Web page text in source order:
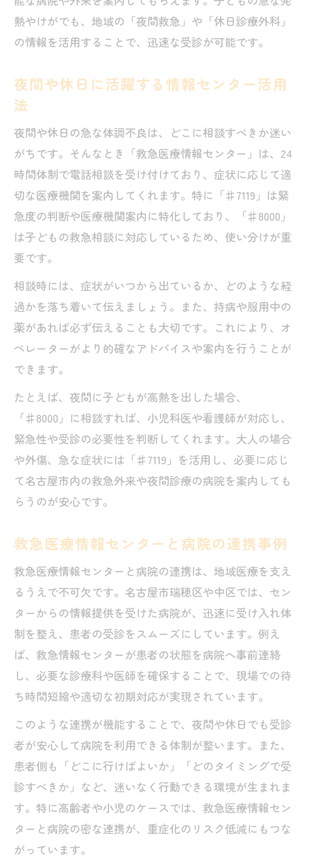
熱やけがでも、地域の「夜間救急」や「休日診療外科」
の情報を活用することで、迅速な受診が可能です。
夜間や休日に活躍する情報センター活用
法
夜間や休日の急な体調不良は、どこに相談すべきか迷い
がちです。そんなとき「救急医療情報センター」は、24
時間体制で電話相談を受け付けており、症状に応じて適
切な医療機関を案内してくれます。特に「♯7119」は緊
急度の判断や医療機関案内に特化しており、「♯8000」
は子どもの救急相談に対応しているため、使い分けが重
要です。
相談時には、症状がいつから出ているか、どのような経
過かを落ち着いて伝えましょう。また、持病や服用中の
薬があれば必ず伝えることも大切です。これにより、オ
ペレーターがより的確なアドバイスや案内を行うことが
できます。
たとえば、夜間に子どもが高熱を出した場合、
「♯8000」に相談すれば、小児科医や看護師が対応し、
緊急性や受診の必要性を判断してくれます。大人の場合
や外傷、急な症状には「♯7119」を活用し、必要に応じ
て名古屋市内の救急外来や夜間診療の病院を案内しても
らうのが安心です。
救急医療情報センターと病院の連携事例
救急医療情報センターと病院の連携は、地域医療を支え
るうえで不可欠です。名古屋市瑞穂区や中区では、セン
ターからの情報提供を受けた病院が、迅速に受け入れ体
制を整え、患者の受診をスムーズにしています。例え
ば、救急情報センターが患者の状態を病院へ事前連絡
し、必要な診療科や医師を確保することで、現場での待
ち時間短縮や適切な初期対応が実現されています。
このような連携が機能することで、夜間や休日でも受診
者が安心して病院を利用できる体制が整います。また、
患者側も「どこに行けばよいか」「どのタイミングで受
診すべきか」など、迷いなく行動できる環境が生まれま
す。特に高齢者や小児のケースでは、救急医療情報セン
ターと病院の密な連携が、重症化のリスク低減にもつな
がっています。